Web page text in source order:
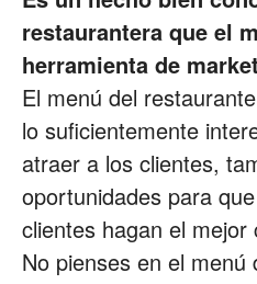
restaurantera que el
herramienta de
El menú del
lo suficientemente
atraer a los clientes,
oportunidades para
clientes hagan el mejor
No pienses en el